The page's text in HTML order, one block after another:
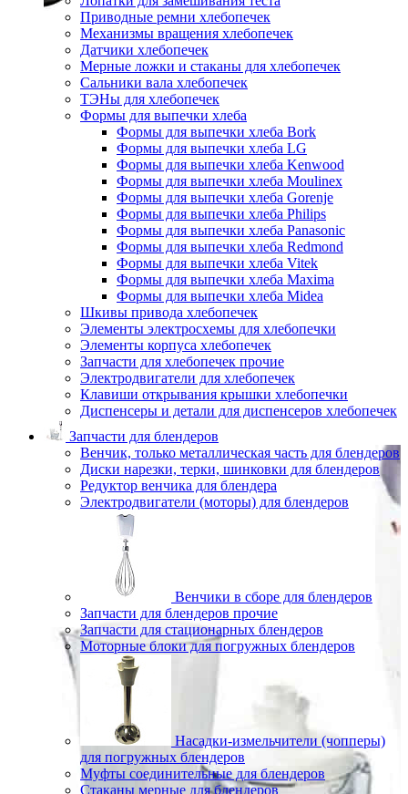
Приводные ремни хлебопечек
Механизмы вращения хлебопечек
Датчики хлебопечек
Мерные ложки и стаканы для хлебопечек
Сальники вала хлебопечек
ТЭНы для хлебопечек
Формы для выпечки хлеба
Формы для выпечки хлеба Bork
Формы для выпечки хлеба LG
Формы для выпечки хлеба Kenwood
Формы для выпечки хлеба Moulinex
Формы для выпечки хлеба Gorenje
Формы для выпечки хлеба Philips
Формы для выпечки хлеба Panasonic
Формы для выпечки хлеба Redmond
Формы для выпечки хлеба Vitek
Формы для выпечки хлеба Maxima
Формы для выпечки хлеба Midea
Шкивы привода хлебопечек
Элементы электросхемы для хлебопечки
Элементы корпуса хлебопечек
Запчасти для хлебопечек прочие
Электродвигатели для хлебопечек
Клавиши открывания крышки хлебопечки
Диспенсеры и детали для диспенсеров хлебопечек
Запчасти для блендеров
Венчик, только металлическая часть для блендеров
Диски нарезки, терки, шинковки для блендеров
Редуктор венчика для блендера
Электродвигатели (моторы) для блендеров
Венчики в сборе для блендеров
Запчасти для блендеров прочие
Запчасти для стационарных блендеров
Моторные блоки для погружных блендеров
Насадки-измельчители (чопперы)
для погружных блендеров
Муфты соединительные для блендеров
Стаканы мерные для блендеров